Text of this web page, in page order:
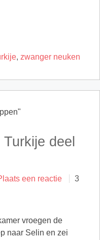
, zwanger neuken
deel
een reactie
3
vroegen de
naar Selin en zei